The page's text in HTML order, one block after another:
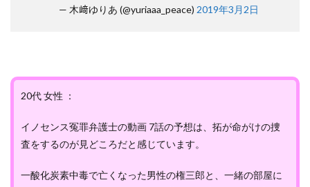
— 木﨑ゆりあ (@yuriaaa_peace) 2019年3月2日
20代 女性 ：
イノセンス冤罪弁護士の動画 7話の予想は、拓が命がけの捜
査をするのが見どころだと感じています。
一酸化炭素中毒で亡くなった男性の権三郎と、一緒の部屋に